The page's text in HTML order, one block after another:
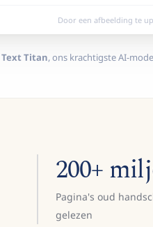
Door een afbeelding te
Text Titan, ons krachtigste AI-
200+
Pagina's oud
gelezen